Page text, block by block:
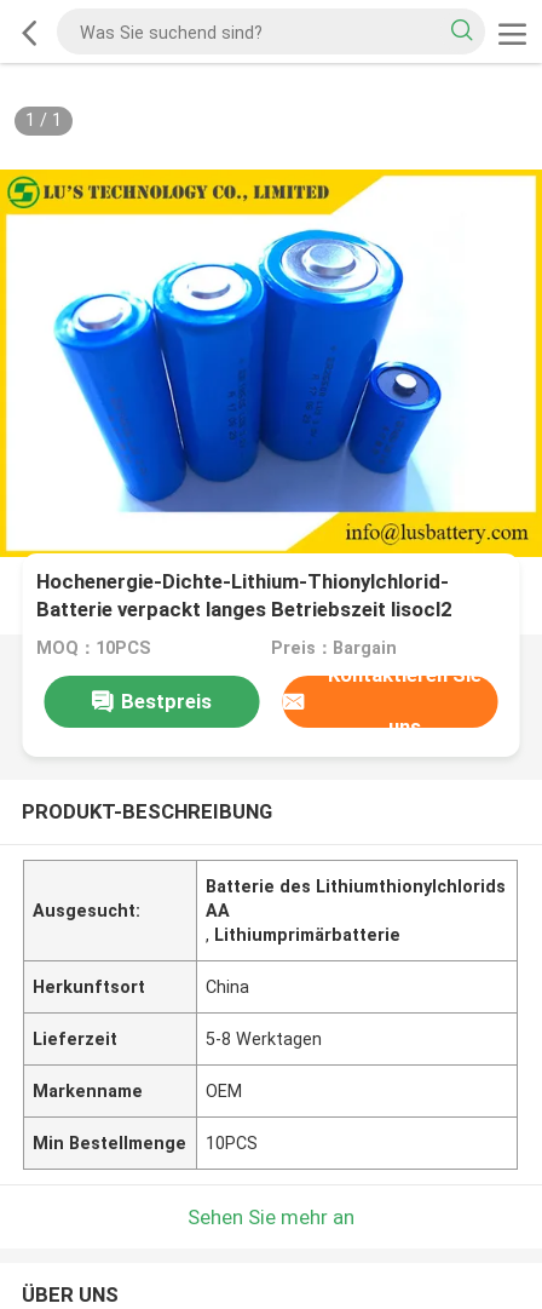
1 / 1
Hochenergie-Dichte-Lithium-Thionylchlorid-
Batterie verpackt langes Betriebszeit lisocl2
batteire 3.6v Primärlithium cel
MOQ：10PCS Preis：Bargain
Bestpreis
Kontaktieren Sie
uns
PRODUKT-BESCHREIBUNG
Ausgesucht:
Batterie des Lithiumthionylchlorids
AA
, Lithiumprimärbatterie
Herkunftsort China
Lieferzeit 5-8 Werktagen
Markenname OEM
Min Bestellmenge 10PCS
Sehen Sie mehr an
ÜBER UNS